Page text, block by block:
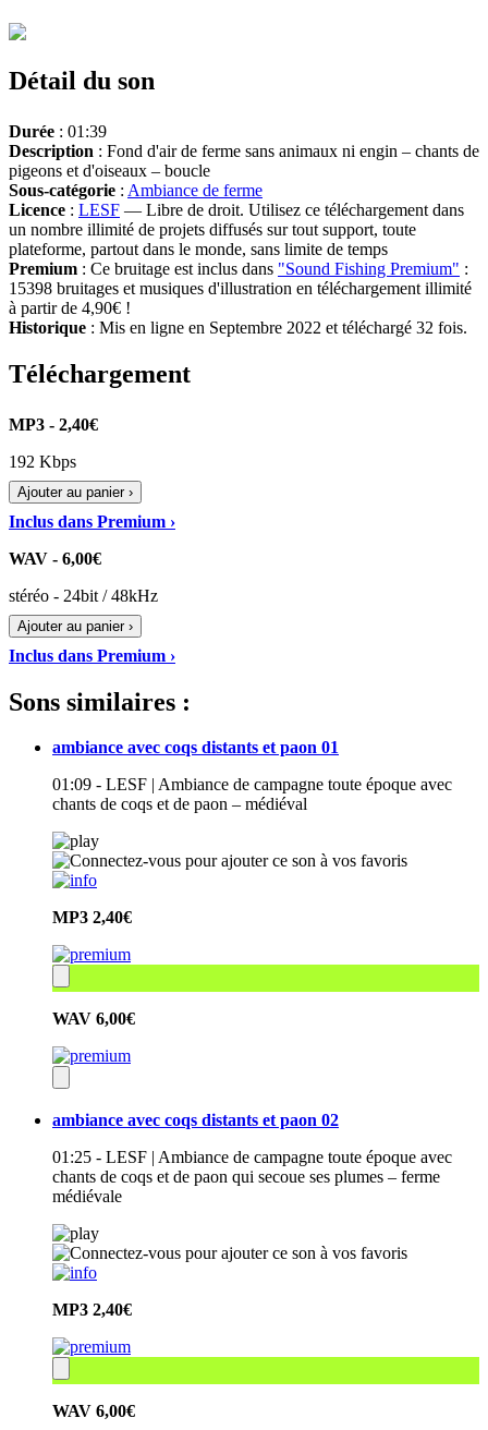
Détail du son
Durée : 01:39
Description : Fond d'air de ferme sans animaux ni engin – chants de
pigeons et d'oiseaux – boucle
Sous-catégorie : Ambiance de ferme
Licence : LESF — Libre de droit. Utilisez ce téléchargement dans
un nombre illimité de projets diffusés sur tout support, toute
plateforme, partout dans le monde, sans limite de temps
Premium : Ce bruitage est inclus dans "Sound Fishing Premium" :
15398 bruitages et musiques d'illustration en téléchargement illimité
à partir de 4,90€ !
Historique : Mis en ligne en Septembre 2022 et téléchargé 32 fois.
Téléchargement
MP3 - 2,40€
192 Kbps
Ajouter au panier ›
Inclus dans Premium ›
WAV - 6,00€
stéréo - 24bit / 48kHz
Ajouter au panier ›
Inclus dans Premium ›
Sons similaires :
ambiance avec coqs distants et paon 01
01:09 - LESF | Ambiance de campagne toute époque avec
chants de coqs et de paon – médiéval
MP3 2,40€
WAV 6,00€
ambiance avec coqs distants et paon 02
01:25 - LESF | Ambiance de campagne toute époque avec
chants de coqs et de paon qui secoue ses plumes – ferme
médiévale
MP3 2,40€
WAV 6,00€